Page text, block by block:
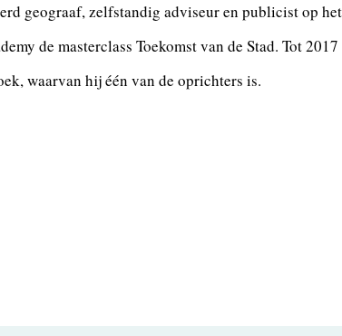
geograaf, zelfstandig adviseur en publicist op
de masterclass Toekomst van de Stad. Tot
waarvan hij één van de oprichters is.